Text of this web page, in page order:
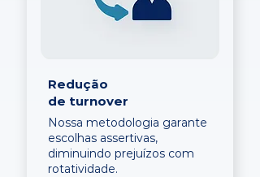
Redução
de turnover
Nossa metodologia garante
escolhas assertivas,
diminuindo prejuízos com
rotatividade.